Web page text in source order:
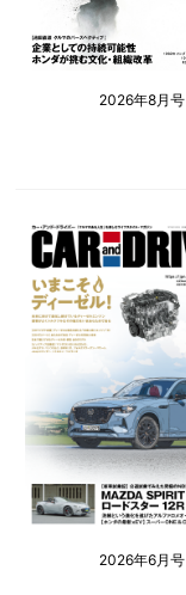
2026年8月号
2026年6月号